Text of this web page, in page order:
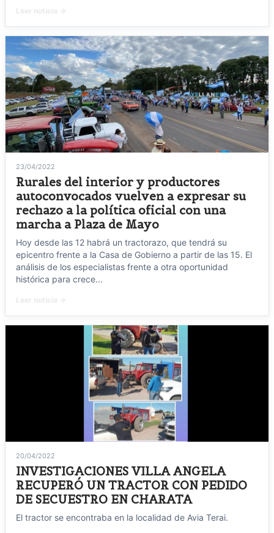
23/04/2022
Rurales del interior y productores
autoconvocados vuelven a expresar su
rechazo a la política oficial con una
marcha a Plaza de Mayo
Hoy desde las 12 habrá un tractorazo, que tendrá su
epicentro frente a la Casa de Gobierno a partir de las 15. El
análisis de los especialistas frente a otra oportunidad
histórica para crece...
20/04/2022
INVESTIGACIONES VILLA ANGELA
RECUPERÓ UN TRACTOR CON PEDIDO
DE SECUESTRO EN CHARATA
El tractor se encontraba en la localidad de Avia Terai.